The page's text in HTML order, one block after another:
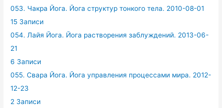
053. Чакра Йога. Йога структур тонкого тела. 2010-08-01
15 Записи
054. Лайя Йога. Йога растворения заблуждений. 2013-06-
21
6 Записи
055. Свара Йога. Йога управления процессами мира. 2012-
12-23
2 Записи